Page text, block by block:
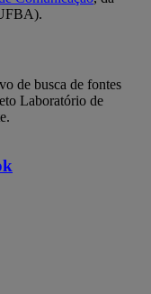
de busca de fontes
Laboratório de